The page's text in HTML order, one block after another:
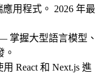
用程式。 2026 年最
掌握大型語言模型、
。
React 和 Next.js 進